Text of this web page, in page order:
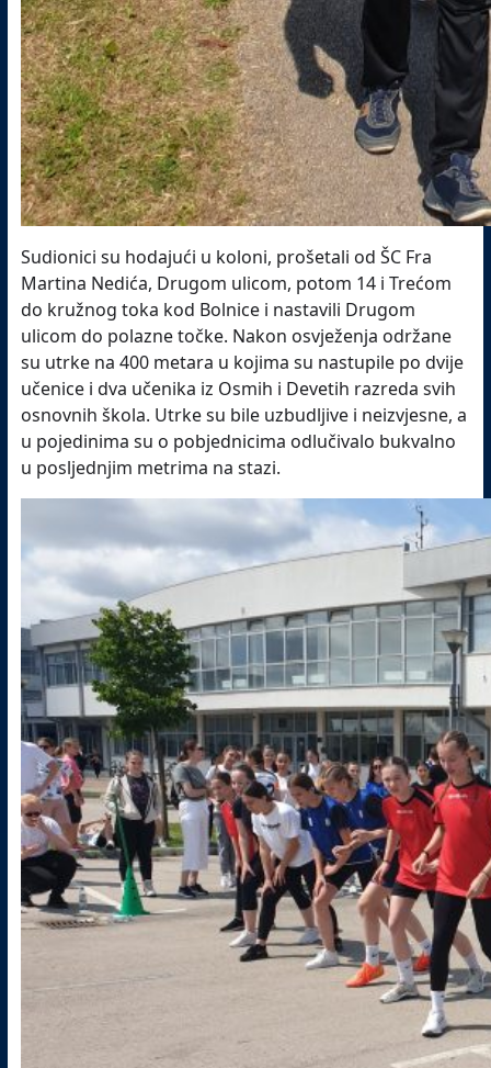
Sudionici su hodajući u koloni, prošetali od ŠC Fra
Martina Nedića, Drugom ulicom, potom 14 i Trećom
do kružnog toka kod Bolnice i nastavili Drugom
ulicom do polazne točke. Nakon osvježenja održane
su utrke na 400 metara u kojima su nastupile po dvije
učenice i dva učenika iz Osmih i Devetih razreda svih
osnovnih škola. Utrke su bile uzbudljive i neizvjesne, a
u pojedinima su o pobjednicima odlučivalo bukvalno
u posljednjim metrima na stazi.